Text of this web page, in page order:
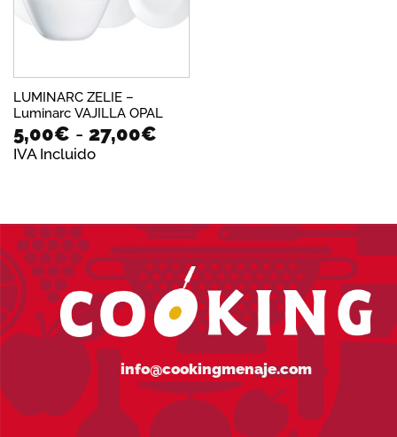
LUMINARC ZELIE –
Luminarc VAJILLA OPAL
5,00€ - 27,00€Rango
hasta
27,00€
IVA Incluido
info@cookingmenaje.com